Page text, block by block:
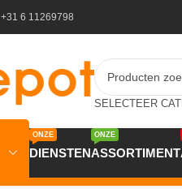
+31 6 11269798
DIENSTEN
ONZE
ASSORTIMENT
ONZE
Plinten/JOKA Plint 14×58